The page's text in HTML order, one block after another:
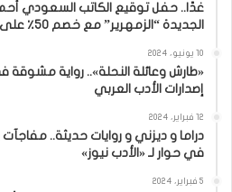
غدًا.. حفل توقيع الكاتب السعودي
الجديدة “الزمهرير” مع خصم 50٪ على جميع الإصدارات
10 يونيو، 2024
«طارش وعائلة النحلة».. رواية مشوقة
إصدارات الأدب العربي
12 فبراير، 2024
دراما و ديزني و روايات حديثة..
في حوار لـ «الأدب نيوز»
5 فبراير، 2024